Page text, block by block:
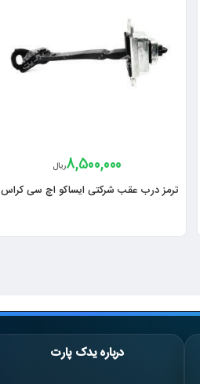
8,500,000ریال
ترمز درب عقب شرکتی ایساکو اچ سی کراس
درباره یدک پارت